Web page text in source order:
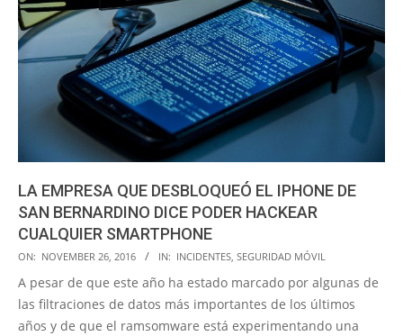
LA EMPRESA QUE DESBLOQUEÓ EL IPHONE DE
SAN BERNARDINO DICE PODER HACKEAR
CUALQUIER SMARTPHONE
2016-
11-
26
ON: NOVEMBER 26, 2016 IN: INCIDENTES, SEGURIDAD MÓVIL
A pesar de que este año ha estado marcado por algunas de
las filtraciones de datos más importantes de los últimos
años y de que el ramsomware está experimentando una